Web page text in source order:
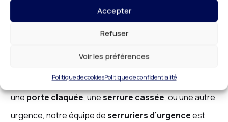
Accepter
Refuser
Voir les préférences
Politique de cookiesPolitique de confidentialité
serrurerie surviennent souvent de
manière inattendue et nécessitent uneréponse
Domont , disponible24h/24 et 7j/7
répondre à vos besoins. Que vous soyez confronté à
uneporte claquée, uneserrure cassée, ou une autre
urgence, notre équipe deserruriers d’urgenceest